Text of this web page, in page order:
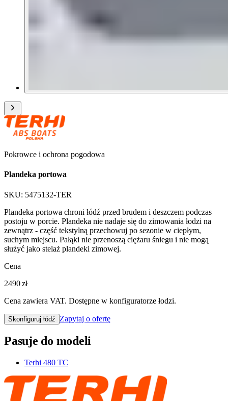
Pokrowce i ochrona pogodowa
Plandeka portowa
SKU: 5475132-TER
Plandeka portowa chroni łódź przed brudem i deszczem podczas
postoju w porcie. Plandeka nie nadaje się do zimowania łodzi na
zewnątrz - część tekstylną przechowuj po sezonie w ciepłym,
suchym miejscu. Pałąki nie przenoszą ciężaru śniegu i nie mogą
służyć jako stelaż plandeki zimowej.
Cena
2490 zł
Cena zawiera VAT. Dostępne w konfiguratorze łodzi.
Skonfiguruj łódź Zapytaj o ofertę
Pasuje do modeli
Terhi 480 TC